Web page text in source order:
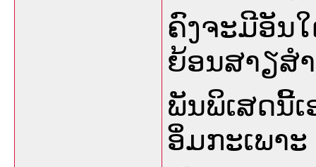
ຄົງຈະມີອັນ
ຍ້ອນສາຽສໍາ
ພັນພິເສດນີ້
ອິ່ມກະເພາະ